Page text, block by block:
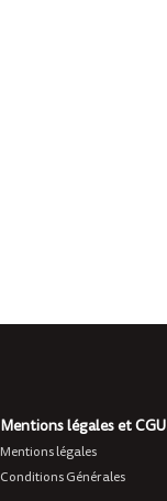
Mentions légales et CGU
Mentions légales
Conditions Générales